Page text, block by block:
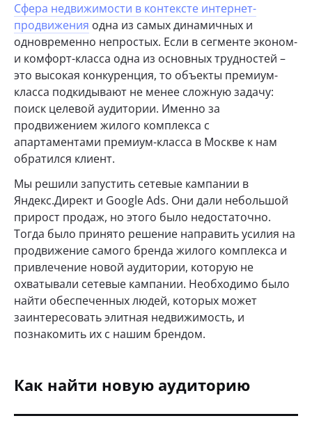
Сфера недвижимости в контексте интернет-
продвижения одна из самых динамичных и
одновременно непростых. Если в сегменте эконом-
и комфорт-класса одна из основных трудностей –
это высокая конкуренция, то объекты премиум-
класса подкидывают не менее сложную задачу:
поиск целевой аудитории. Именно за
продвижением жилого комплекса с
апартаментами премиум-класса в Москве к нам
обратился клиент.
Мы решили запустить сетевые кампании в
Яндекс.Директ и Google Ads. Они дали небольшой
прирост продаж, но этого было недостаточно.
Тогда было принято решение направить усилия на
продвижение самого бренда жилого комплекса и
привлечение новой аудитории, которую не
охватывали сетевые кампании. Необходимо было
найти обеспеченных людей, которых может
заинтересовать элитная недвижимость, и
познакомить их с нашим брендом.
Как найти новую аудиторию